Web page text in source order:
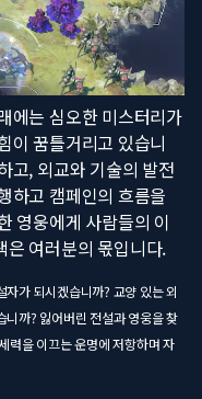
에는 심오한 미스터리가
이 꿈틀거리고 있습니
고, 외교와 기술의 발전
하고 캠페인의 흐름을
영웅에게 사람들의 이
은 여러분의 몫입니다.
가 되시겠습니까? 교양 있는 외
까? 잃어버린 전설과 영웅을 찾
력을 이끄는 운명에 저항하며 자